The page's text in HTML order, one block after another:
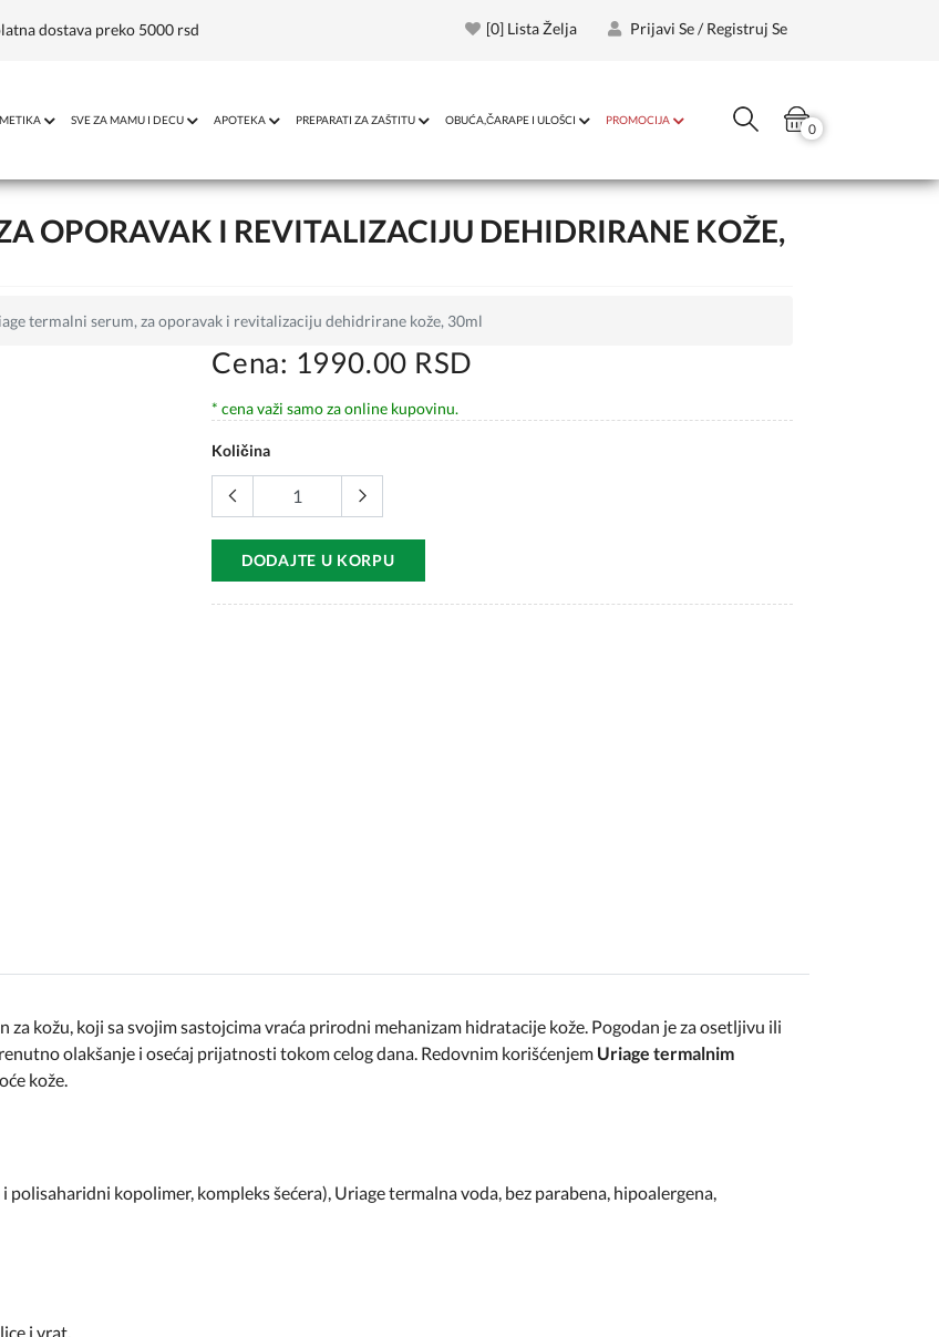
dostava preko 5000 rsd [0] Lista Želja Prijavi Se / Registruj Se
SVE ZA MAMU I DECU APOTEKA PREPARATI ZA ZAŠTITU OBUĆA,ČARAPE I ULOŠCI PROMOCIJA
0
OPORAVAK I REVITALIZACIJU DEHIDRIRANE KOŽE,
termalni serum, za oporavak i revitalizaciju dehidrirane kože, 30ml
Cena: 1990.00 RSD
* cena važi samo za online kupovinu.
Količina
DODAJTE U KORPU
za kožu, koji sa svojim sastojcima vraća prirodni mehanizam hidratacije kože. Pogodan je za osetljivu ili
olakšanje i osećaj prijatnosti tokom celog dana. Redovnim korišćenjem Uriage termalnim
kože.
kopolimer, kompleks šećera), Uriage termalna voda, bez parabena, hipoalergena,
i vrat.